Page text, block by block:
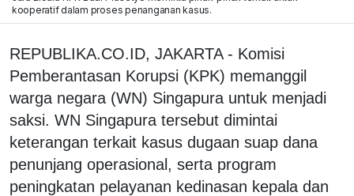
kooperatif dalam proses penanganan kasus.
REPUBLIKA.CO.ID, JAKARTA - Komisi
Pemberantasan Korupsi (KPK) memanggil
warga negara (WN) Singapura untuk menjadi
saksi. WN Singapura tersebut dimintai
keterangan terkait kasus dugaan suap dana
penunjang operasional, serta program
peningkatan pelayanan kedinasan kepala dan